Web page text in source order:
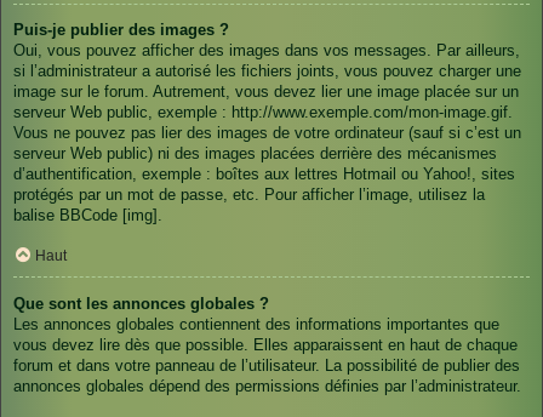
Puis-je publier des images ?
Oui, vous pouvez afficher des images dans vos messages. Par ailleurs,
si l’administrateur a autorisé les fichiers joints, vous pouvez charger une
image sur le forum. Autrement, vous devez lier une image placée sur un
serveur Web public, exemple : http://www.exemple.com/mon-image.gif.
Vous ne pouvez pas lier des images de votre ordinateur (sauf si c’est un
serveur Web public) ni des images placées derrière des mécanismes
d’authentification, exemple : boîtes aux lettres Hotmail ou Yahoo!, sites
protégés par un mot de passe, etc. Pour afficher l’image, utilisez la
balise BBCode [img].
Haut
Que sont les annonces globales ?
Les annonces globales contiennent des informations importantes que
vous devez lire dès que possible. Elles apparaissent en haut de chaque
forum et dans votre panneau de l’utilisateur. La possibilité de publier des
annonces globales dépend des permissions définies par l’administrateur.